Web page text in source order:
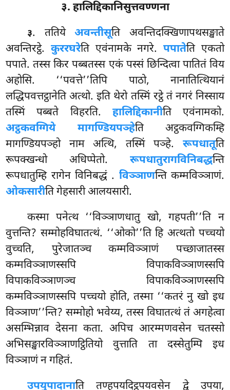
३. हालिद्दिकानिसुत्तवण्णना
३. ततियेअवन्तीसूति अवन्तिदक्खिणापथसङ्खाते
अवन्तिरट्ठे. कुररघरेति एवंनामके नगरे.पपातेति एकतो
पपाते. तस्स किर पब्बतस्स एकं पस्सं छिन्दित्वा पातितं विय
अहोसि. ‘‘पवत्ते’’तिपि पाठो, नानातित्थियानं
लद्धिपवत्तट्ठानेति अत्थो. इति थेरो तस्मिं रट्ठे तं नगरं निस्साय
तस्मिं पब्बते विहरति. हालिद्दिकानीति एवंनामको.
अट्ठकवग्गिये मागण्डियपञ्हेति अट्ठकवग्गिकम्हि
मागण्डियपञ्हो नाम अत्थि, तस्मिं पञ्हे. रूपधातूति
रूपक्खन्धो अधिप्पेतो. रूपधातुरागविनिबद्धन्ति
रूपधातुम्हि रागेन विनिबद्धं . विञ्ञाणन्ति कम्मविञ्ञाणं.
ओकसारीति गेहसारी आलयसारी.
कस्मा पनेत्थ ‘‘विञ्ञाणधातु खो, गहपती’’ति न
वुत्तन्ति? सम्मोहविघातत्थं. ‘‘ओको’’ति हि अत्थतो पच्चयो
वुच्चति, पुरेजातञ्च कम्मविञ्ञाणं पच्छाजातस्स
कम्मविञ्ञाणस्सपि विपाकविञ्ञाणस्सपि
विपाकविञ्ञाणञ्च विपाकविञ्ञाणस्सपि
कम्मविञ्ञाणस्सपि पच्चयो होति, तस्मा ‘‘कतरं नु खो इध
विञ्ञाण’’न्ति? सम्मोहो भवेय्य, तस्स विघातत्थं तं अगहेत्वा
असम्भिन्नाव देसना कता. अपिच आरम्मणवसेन चतस्सो
अभिसङ्खारविञ्ञाणट्ठितियो वुत्ताति ता दस्सेतुम्पि इध
विञ्ञाणं न गहितं.
उपयुपादानाति तण्हूपयदिट्ठूपयवसेन द्वे उपया,